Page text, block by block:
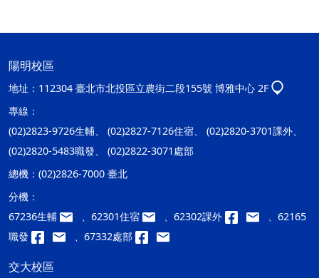
陽明校區
地址： 112304 臺北市北投區立農街二段155號 博雅中心 2F
專線：
(02)2823-9726生輔、 (02)2827-7126住宿、 (02)2820-3701課外、
(02)2820-5483職發、 (02)2822-3071處部
總機： (02)2826-7000 臺北
分機：
67236生輔
、62301住宿 、62302課外
、62165
職發
、67332處部
交大校區